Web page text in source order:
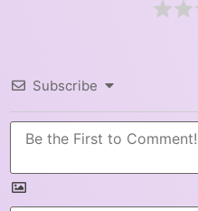
Subscribe